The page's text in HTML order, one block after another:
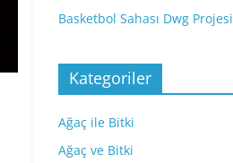
Basketbol Sahası Dwg Projesi
Kategoriler
Ağaç ile Bitki
Ağaç ve Bitki